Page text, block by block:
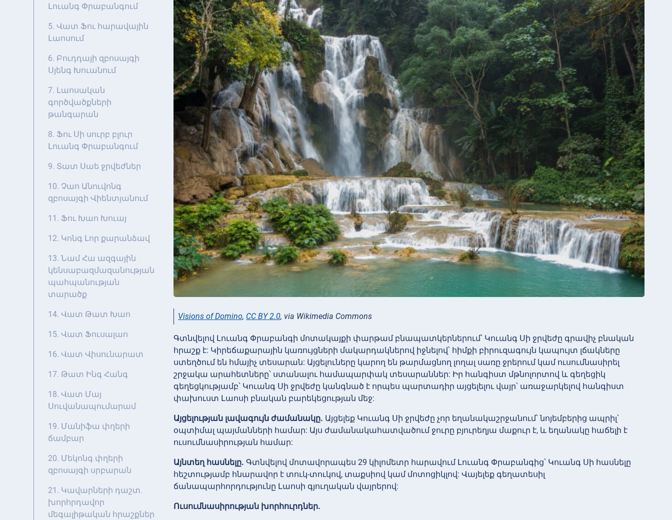
Լուանգ Փրաբանգում
5. Վատ Ֆու հարավային
Լաոսում
6. Բուդդայի զբոսայգի
Սյենգ Խուանում
7. Լաոսական
գործվածքների
թանգարան
8. Ֆու Սի սուրբ բլուր
Լուանգ Փրաբանգում
9. Տատ Սաե ջրվեժներ
10. Չաո Անուվոնգ
զբոսայգի Վիենտյանում
11. Ֆու Խաո Խուայ
12. Կոնգ Լոր քարանձավ
13. Նամ Հա ազգային
կենսաբազմազանության
պահպանության
տարածք
14. Վատ Թատ Խաո
15. Վատ Ֆուսալաո
16. Վատ Վիսունարատ
17. Թատ Ինգ Հանգ
18. Վատ Մայ
Սուվանապումարամ
19. Մանիֆա փղերի
ճամբար
20. Մեկոնգ փղերի
զբոսայգի սրբարան
21. Կավարների դաշտ.
խորհրդավոր
մեգալիթական հրաշքներ
Visions of Domino, CC BY 2.0, via Wikimedia Commons
Գտնվելով Լուանգ Փրաբանգի մոտակայքի փարթամ բնապատկերներում՝ Կուանգ Սի ջրվեժը գրավիչ բնական
հրաշք է: Կիրեճաքարային կառույցների մակարդակներով իջնելով՝ հիմքի բիրուզագույն կապույտ լճակները
ստեղծում են հմայիչ տեսարան: Այցելուները կարող են թարմացնող լողալ սառը ջրերում կամ ուսումնասիրել
շրջակա արահետները՝ ստանալու համապարփակ տեսարաններ: Իր հանգիստ մթնոլորտով և գեղեցիկ
գեղեցկությամբ՝ Կուանգ Սի ջրվեժը կանգնած է որպես պարտադիր այցելելու վայր՝ առաջարկելով հանգիստ
փախուստ Լաոսի բնական բարեկեցության մեջ:
Այցելության լավագույն ժամանակը. Այցելեք Կուանգ Սի ջրվեժը չոր եղանակաշրջանում՝ նոյեմբերից ապրիլ՝
օպտիմալ պայմանների համար: Այս ժամանակահատվածում ջուրը բյուրեղյա մաքուր է, և եղանակը հաճելի է
ուսումնասիրության համար:
Այնտեղ հասնելը. Գտնվելով մոտավորապես 29 կիլոմետր հարավում Լուանգ Փրաբանգից՝ Կուանգ Սի հասնելը
հեշտությամբ հնարավոր է տուկ-տուկով, տաքսիով կամ մոտոցիկլով: Վայելեք գեղատեսիլ
ճանապարհորդությունը Լաոսի գյուղական վայրերով:
Ուսումնասիրության խորհուրդներ.